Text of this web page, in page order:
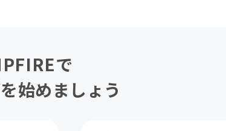
で
始めましょう